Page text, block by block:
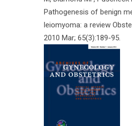
Pathogenesis of benign
leiomyoma: a review
2010 Mar; 65(3):189-95.